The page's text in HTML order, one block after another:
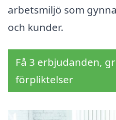
arbetsmiljö som
och kunder.
Få 3 erbjudanden,
förpliktelser